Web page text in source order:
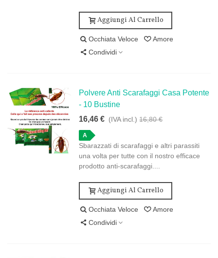
Aggiungi Al Carrello
Occhiata Veloce
Amore
Condividi
Polvere Anti Scarafaggi Casa Potente
- 10 Bustine
16,46 € (IVA incl.) 16,80 €
A
Sbarazzati di scarafaggi e altri parassiti
una volta per tutte con il nostro efficace
prodotto anti-scarafaggi....
Aggiungi Al Carrello
Occhiata Veloce
Amore
Condividi